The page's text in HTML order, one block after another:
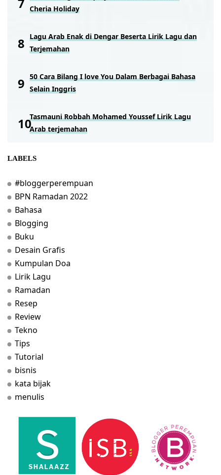
Cheria Holiday
Lagu Arab Enak di Dengar Beserta Lirik Lagu dan
Terjemahan
50 Cara Bilang I love You Dalam Berbagai Bahasa
Selain Inggris
Tasmauni Robbah Mohamed Youssef Lirik Lagu
Arab terjemahan
LABELS
#bloggerperempuan
BPN Ramadan 2022
Bahasa
Blogging
Buku
Desain Grafis
Kumpulan Doa
Lirik Lagu
Ramadan
Resep
Review
Tekno
Tips
Tutorial
bisnis
kata bijak
menulis